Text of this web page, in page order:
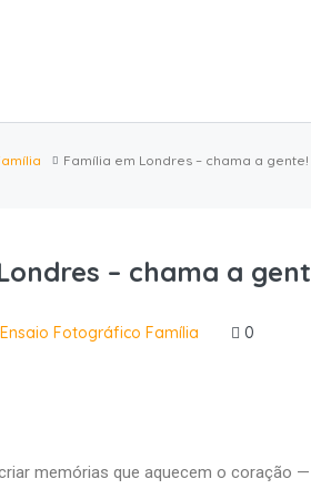
Família em Londres – chama a gente!
– chama a
Ensaio Fotográfico Família 0
memórias que aquecem o coração